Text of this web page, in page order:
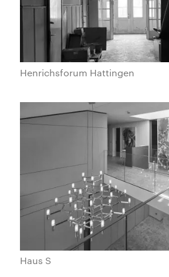
Henrichsforum Hattingen
Haus S